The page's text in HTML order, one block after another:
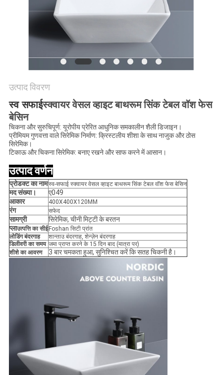
उत्पाद विवरण
स्व सफाईस्क्वायर वेसल व्हाइट बाथरूम सिंक टेबल वॉश फेस
बेसिन
चिकना और सुरुचिपूर्ण: यूरोपीय प्रेरित आधुनिक समकालीन शैली डिजाइन।
प्रीमियम गुणवत्ता वाले सिरेमिक निर्माण: क्रिस्टलीय शीशा के साथ नाजुक और ठोस
सिरेमिक।
टिकाऊ और चिकना सिरेमिक: बनाए रखने और साफ करने में आसान।
उत्पाद वर्णन
प्रोडक्ट का नामस्व-सफाई स्क्वायर वेसल व्हाइट बाथरूम सिंक टेबल वॉश फेस बेसिन
मद संख्या।
ए049
आकार
400X400X120MM
रंग सफेद
सामग्री
सिरेमिक, चीनी मिट्टी के बरतन
प्लाउत्पत्ति का सीई Foshan सिटी प्रांत
लोडिंग बंदरगाह
शान्ताउ बंदरगाह, शेन्ज़ेन बंदरगाह
डिलीवरी का समय जमा प्राप्त करने के 15 दिन बाद (मात्रा पर)
शीशे का आवरण
3 बार चमकता हुआ, सुनिश्चित करें कि सतह चिकनी है।